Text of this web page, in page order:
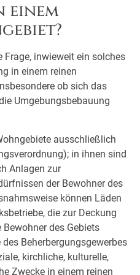
einem
Frage, inwieweit ein solches
in einem reinen
ob sich das
Umgebungsbebauung
ausschließlich
in ihnen sind
Anlagen zur
der Bewohner des
können Läden
die zur Deckung
des Gebiets
Beherbergungsgewerbes
kirchliche, kulturelle,
Zwecke in einem reinen